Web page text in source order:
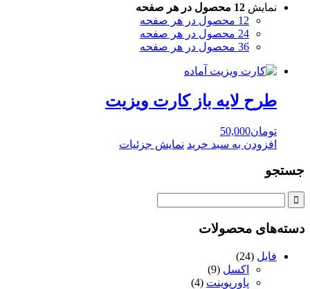
نمایش 12 محصول در هر صفحه
12 محصول در هر صفحه
24 محصول در هر صفحه
36 محصول در هر صفحه
طرح لايه باز کارت ويزيت
تومان50,000
افزودن به سبد خرید نمایش جزئیات
جستجو
دسته‌های محصولات
فایل (24)
اکسل (9)
پاورپوینت (4)